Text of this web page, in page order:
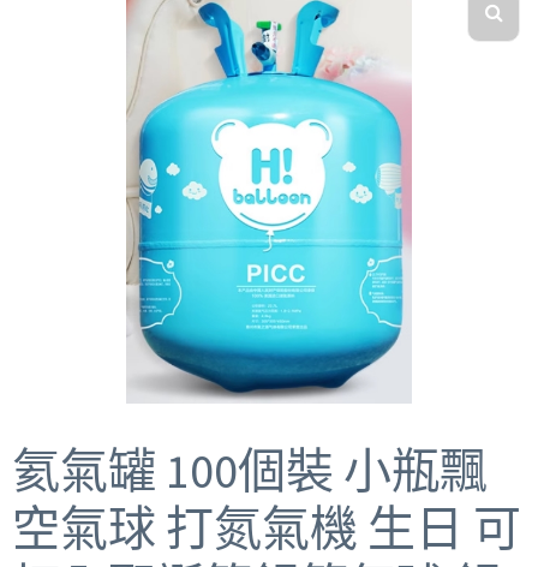
氦氣罐 100個裝 小瓶飄
空氣球 打氮氣機 生日 可